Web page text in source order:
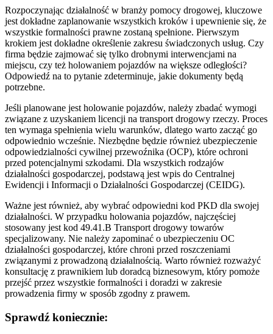
Rozpoczynając działalność w branży pomocy drogowej, kluczowe
jest dokładne zaplanowanie wszystkich kroków i upewnienie się, że
wszystkie formalności prawne zostaną spełnione. Pierwszym
krokiem jest dokładne określenie zakresu świadczonych usług. Czy
firma będzie zajmować się tylko drobnymi interwencjami na
miejscu, czy też holowaniem pojazdów na większe odległości?
Odpowiedź na to pytanie zdeterminuje, jakie dokumenty będą
potrzebne.
Jeśli planowane jest holowanie pojazdów, należy zbadać wymogi
związane z uzyskaniem licencji na transport drogowy rzeczy. Proces
ten wymaga spełnienia wielu warunków, dlatego warto zacząć go
odpowiednio wcześnie. Niezbędne będzie również ubezpieczenie
odpowiedzialności cywilnej przewoźnika (OCP), które ochroni
przed potencjalnymi szkodami. Dla wszystkich rodzajów
działalności gospodarczej, podstawą jest wpis do Centralnej
Ewidencji i Informacji o Działalności Gospodarczej (CEIDG).
Ważne jest również, aby wybrać odpowiedni kod PKD dla swojej
działalności. W przypadku holowania pojazdów, najczęściej
stosowany jest kod 49.41.B Transport drogowy towarów
specjalizowany. Nie należy zapominać o ubezpieczeniu OC
działalności gospodarczej, które chroni przed roszczeniami
związanymi z prowadzoną działalnością. Warto również rozważyć
konsultację z prawnikiem lub doradcą biznesowym, który pomoże
przejść przez wszystkie formalności i doradzi w zakresie
prowadzenia firmy w sposób zgodny z prawem.
Sprawdź koniecznie: